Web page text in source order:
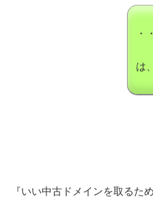
・
は
『いい中古ドメインを取るた